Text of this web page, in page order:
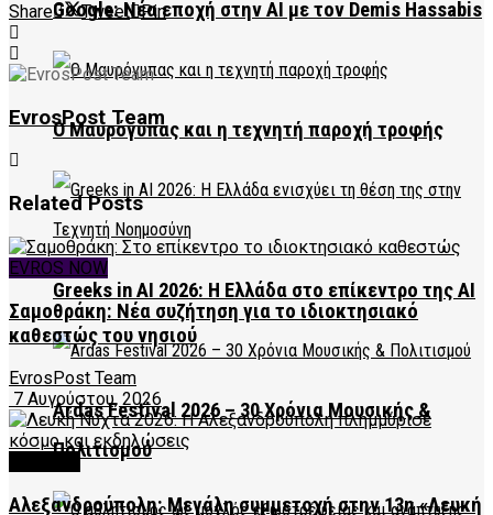
Google: Νέα εποχή στην AI με τον Demis Hassabis
Ο Μαυρόγυπας και η τεχνητή παροχή τροφής
Greeks in AI 2026: Η Ελλάδα στο επίκεντρο της AI
Ardas Festival 2026 – 30 Χρόνια Μουσικής &
Πολιτισμού
Share
Tweet Pin
EvrosPost Team
RelatedPosts
EVROS NOW
Σαμοθράκη: Νέα συζήτηση για το ιδιοκτησιακό
καθεστώς του νησιού
EvrosPost Team
7 Αυγούστου, 2026
Αλεξανδρούπολη: Μεγάλη συμμετοχή στην 13η «Λευκή